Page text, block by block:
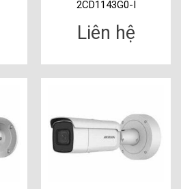
2CD1143G0-I
Liên hệ